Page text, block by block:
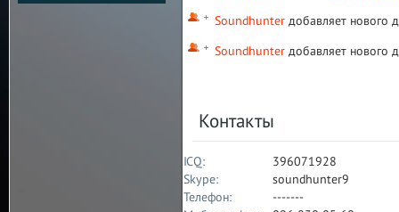
Soundhunter добавляет нового
Soundhunter добавляет нового
Контакты
ICQ:
396071928
Skype:
soundhunter9
Телефон:
-------